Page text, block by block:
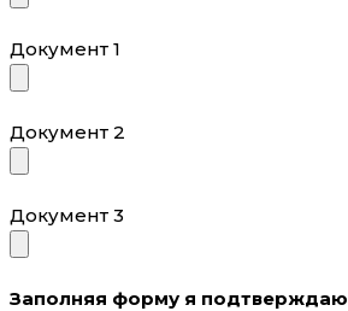
Документ 1
Документ 2
Документ 3
Заполняя форму я подтверждаю